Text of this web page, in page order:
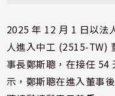
2025 年 12 月 1 日以法
人進入中工 (2515-TW)
事長鄭斯聰，在接任 54
示，鄭斯聰在進入董事